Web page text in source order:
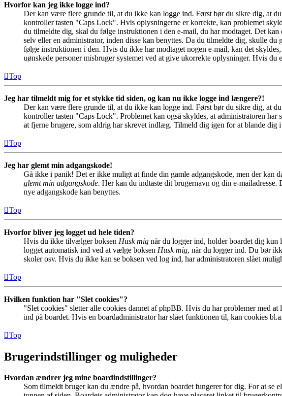
Hvorfor kan jeg ikke logge ind?
Der kan være flere grunde til, at du ikke kan logge ind. Først bør du sikre dig, at
kontroller tasten "Caps Lock". Hvis oplysningerne er korrekte, kan problemet
du tilmeldte dig, skal du følge instruktionen i den e-mail, du har modtaget. Det
selv eller en administrator, inden disse kan benyttes. Da du tilmeldte dig, skulle
følge instruktionen i den. Hvis du ikke har modtaget nogen e-mail, kan det
uønskede personer misbruger systemet ved at give ukorrekte oplysninger. Hvis
Top
Jeg har tilmeldt mig for et stykke tid siden, og kan nu ikke logge ind længere?!
Der kan være flere grunde til, at du ikke kan logge ind. Først bør du sikre dig, at
kontroller tasten "Caps Lock". Problemet kan også skyldes, at administratoren
at fjerne brugere, som aldrig har skrevet indlæg. Tilmeld dig igen for at blande dig i
Top
Jeg har glemt min adgangskode!
Gå ikke i panik! Det er ikke muligt at finde din gamle adgangskode, men der kan
glemt min adgangskode. Her kan du indtaste dit brugernavn og din e-
nye adgangskode kan benyttes.
Top
Hvorfor bliver jeg logget ud hele tiden?
Hvis du ikke tilvælger boksen Husk mig når du logger ind, holder boardet dig
logget automatisk ind ved at vælge boksen Husk mig, når du logger ind. Du bør
skoler osv. Hvis du ikke kan se boksen ved log ind, har administratoren slået
Top
Hvilken funktion har "Slet cookies"?
"Slet cookies" sletter alle cookies dannet af phpBB. Hvis du har problemer med
ind på boardet. Hvis en boardadministrator har slået funktionen til, kan cookies
Top
Brugerindstillinger og muligheder
Hvordan ændrer jeg mine boardindstillinger?
Som tilmeldt bruger kan du ændre på, hvordan boardet fungerer for dig. For at